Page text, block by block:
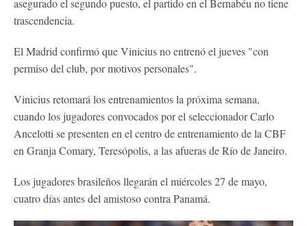
trascendencia.
El Madrid confirmó que Vinicius no entrenó el jueves "con
permiso del club, por motivos personales".
Vinicius retomará los entrenamientos la próxima semana,
cuando los jugadores convocados por el seleccionador Carlo
Ancelotti se presenten en el centro de entrenamiento de la CBF
en Granja Comary, Teresópolis, a las afueras de Río de Janeiro.
Los jugadores brasileños llegarán el miércoles 27 de mayo,
cuatro días antes del amistoso contra Panamá.